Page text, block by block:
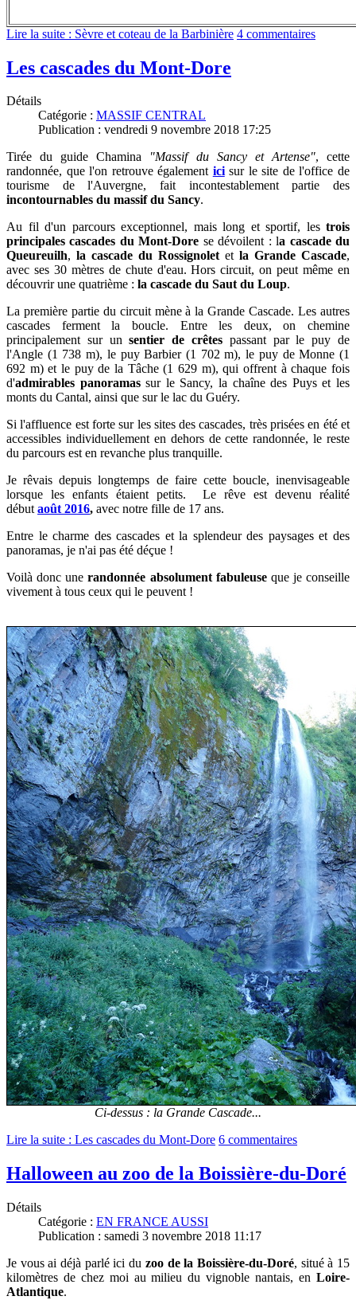
Lire la suite : Sèvre et coteau de la Barbinière 4 commentaires
Les cascades du Mont-Dore
Détails
Catégorie : MASSIF CENTRAL
Publication : vendredi 9 novembre 2018 17:25
Tirée du guide Chamina "Massif du Sancy et Artense", cette
randonnée, que l'on retrouve également icisur le site de l'office de
tourisme de l'Auvergne, fait incontestablement partie des
incontournables du massif du Sancy.
Au fil d'un parcours exceptionnel, mais long et sportif, les trois
principales cascades du Mont-Dore se dévoilent : la cascade du
Queureuilh, la cascade du Rossignoletet la Grande Cascade,
avec ses 30 mètres de chute d'eau. Hors circuit, on peut même en
découvrir une quatrième : la cascade du Saut du Loup.
La première partie du circuit mène à la Grande Cascade. Les autres
cascades ferment la boucle. Entre les deux,on chemine
principalement sur unsentier de crêtes passant par le puy de
l'Angle (1 738 m), le puy Barbier (1 702 m), le puy de Monne (1
692 m) et le puy de la Tâche (1 629 m), qui offrent à chaque fois
d'admirables panoramassur le Sancy, la chaîne des Puys et les
monts du Cantal, ainsi que sur le lac du Guéry.
Si l'affluence est forte sur les sites des cascades, très prisées en été et
accessibles individuellement en dehors de cette randonnée, le reste
du parcours est en revanche plus tranquille.
Je rêvais depuis longtemps de faire cette boucle, inenvisageable
lorsque les enfants étaient petits. Le rêve est devenu réalité
débutaoût2016, avec notre fille de 17 ans.
Entre le charme des cascades et la splendeur des paysages et des
panoramas, je n'ai pas été déçue !
Voilà donc unerandonnée absolument fabuleuseque je conseille
vivement à tous ceux qui le peuvent !
Ci-dessus : la Grande Cascade...
Lire la suite : Les cascades du Mont-Dore 6 commentaires
Halloween au zoo de la Boissière-du-Doré
Détails
Catégorie : EN FRANCE AUSSI
Publication : samedi 3 novembre 2018 11:17
Je vous ai déjà parlé ici du zoo de la Boissière-du-Doré, situé à 15
kilomètres de chez moi au milieu du vignoble nantais, en Loire-
Atlantique.